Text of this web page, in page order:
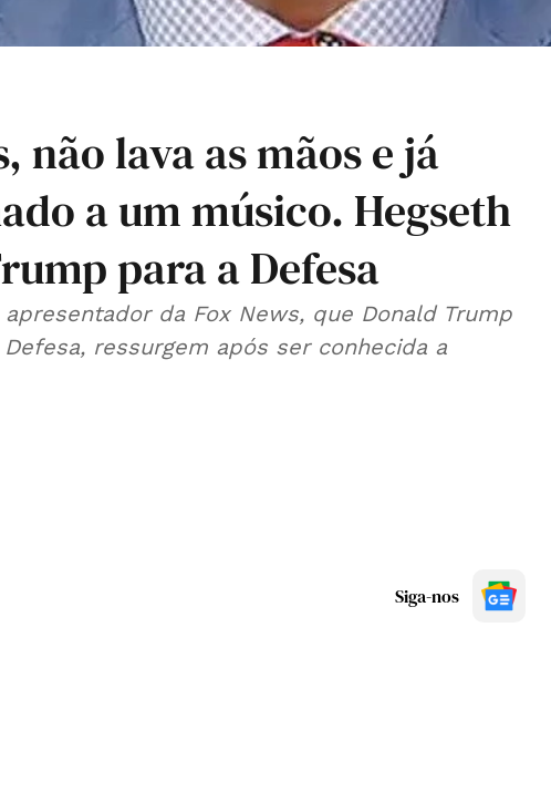
não lava as mãos e já
a um músico. Hegseth
para a Defesa
da Fox News, que Donald Trump
ressurgem após ser conhecida a
Siga-nos